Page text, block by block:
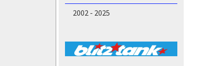
2002 - 2025